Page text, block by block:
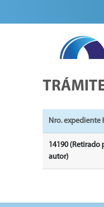
Nro. expediente
14190 (Retirado
autor)